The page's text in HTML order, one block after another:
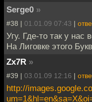
Serge0 »
#38 | 01.01.09 07:43 |
Угу. Где-то так у нас
На Лиговке этого
Zx7R »
#39 | 03.01.09 12:16 |
http://